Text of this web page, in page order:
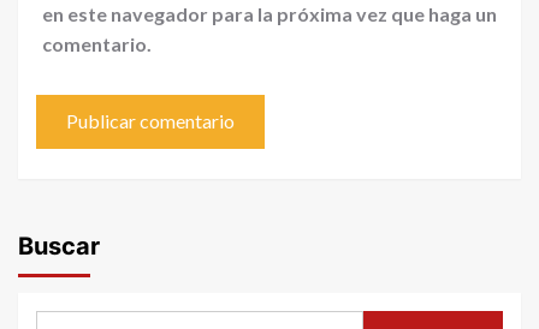
en este navegador para la próxima vez que haga un
comentario.
Buscar